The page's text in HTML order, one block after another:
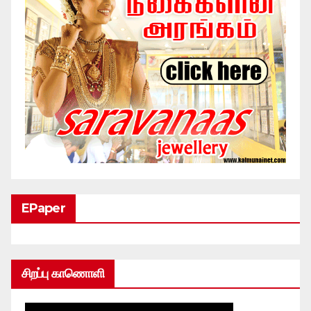
EPaper
சிறப்பு காணொளி